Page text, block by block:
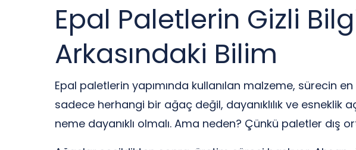
Epal Paletlerin Gizli
Arkasındaki Bilim
Epal paletlerin yapımında kullanılan malzeme, sürecin
sadece herhangi bir ağaç değil, dayanıklılık ve esneklik
neme dayanıklı olmalı. Ama neden? Çünkü paletler dış